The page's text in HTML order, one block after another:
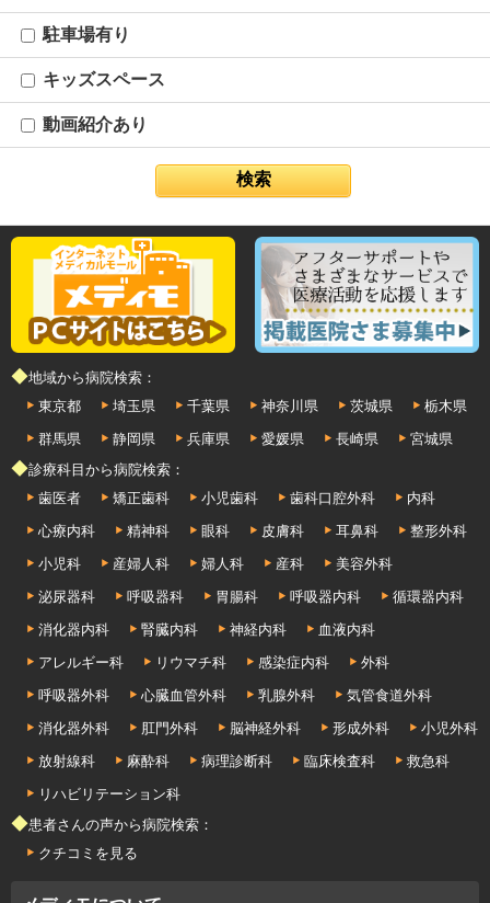
駐車場有り
キッズスペース
動画紹介あり
◆地域から病院検索：
東京都
埼玉県 千葉県 神奈川県 茨城県
栃木県
群馬県
静岡県 兵庫県 愛媛県 長崎県
宮城県
◆診療科目から病院検索：
歯医者
矯正歯科 小児歯科 歯科口腔外科
内科
心療内科
精神科 眼科 皮膚科 耳鼻科
整形外科
小児科
産婦人科 婦人科 産科
美容外科
泌尿器科
呼吸器科 胃腸科 呼吸器内科
循環器内科
消化器内科
腎臓内科 神経内科
血液内科
アレルギー科
リウマチ科 感染症内科
外科
呼吸器外科
心臓血管外科 乳腺外科
気管食道外科
消化器外科
肛門外科 脳神経外科 形成外科
小児外科
放射線科
麻酔科 病理診断科 臨床検査科
救急科
リハビリテーション科
◆患者さんの声から病院検索：
クチコミを見る